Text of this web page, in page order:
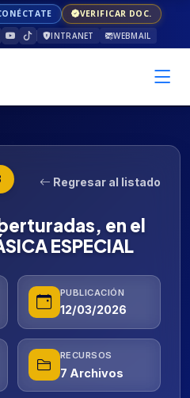
VERIFICAR DOC.
INTRANET WEBMAIL
Regresar al listado
en el
ESPECIAL
PUBLICACIÓN
12/03/2026
RECURSOS
7 Archivos